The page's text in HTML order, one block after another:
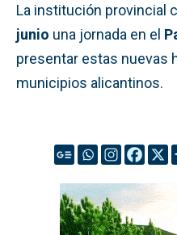
La institución provincial
junio una jornada en el
presentar estas nuevas
municipios alicantinos.